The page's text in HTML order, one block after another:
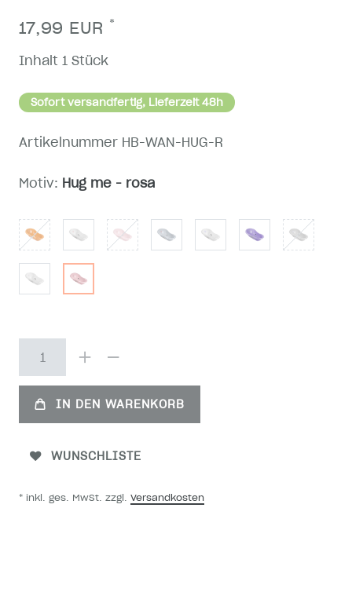
17,99 EUR *
Inhalt 1 Stück
Sofort versandfertig, Lieferzeit 48h
Artikelnummer HB-WAN-HUG-R
Motiv: Hug me - rosa
IN DEN WARENKORB
WUNSCHLISTE
* inkl. ges. MwSt. zzgl. Versandkosten